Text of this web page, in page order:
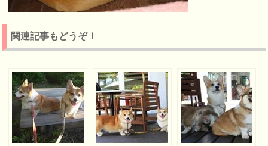
関連記事もどうぞ！